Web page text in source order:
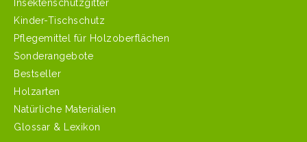
Insektenschutzgitter
Kinder-Tischschutz
Pflegemittel für Holzoberflächen
Sonderangebote
Bestseller
Holzarten
Natürliche Materialien
Glossar & Lexikon